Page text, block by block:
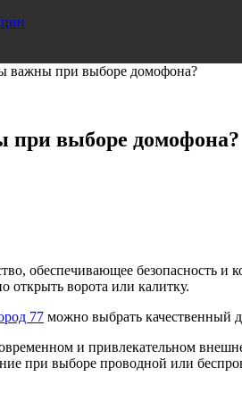
важны при выборе домофона?
выборе домофона?
обеспечивающее безопасность и
ворота или калитку.
77 можно выбрать качественный
и привлекательном
при выборе проводной или